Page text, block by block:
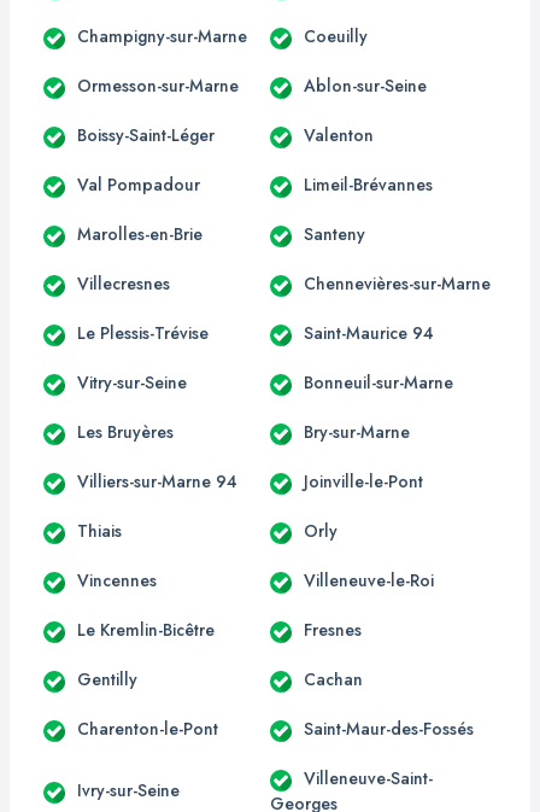
Champigny-sur-Marne Coeuilly
Ormesson-sur-Marne Ablon-sur-Seine
Boissy-Saint-Léger Valenton
Val Pompadour Limeil-Brévannes
Marolles-en-Brie Santeny
Villecresnes Chennevières-sur-Marne
Le Plessis-Trévise Saint-Maurice 94
Vitry-sur-Seine Bonneuil-sur-Marne
Les Bruyères Bry-sur-Marne
Villiers-sur-Marne 94 Joinville-le-Pont
Thiais Orly
Vincennes Villeneuve-le-Roi
Le Kremlin-Bicêtre Fresnes
Gentilly Cachan
Charenton-le-Pont Saint-Maur-des-Fossés
Ivry-sur-Seine
Villeneuve-Saint-
Georges